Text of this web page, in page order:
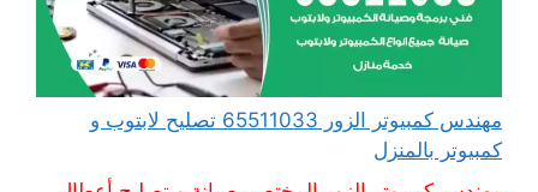
مهندس كمبيوتر الزور 65511033 تصليح لابتوب و
كمبيوتر بالمنزل